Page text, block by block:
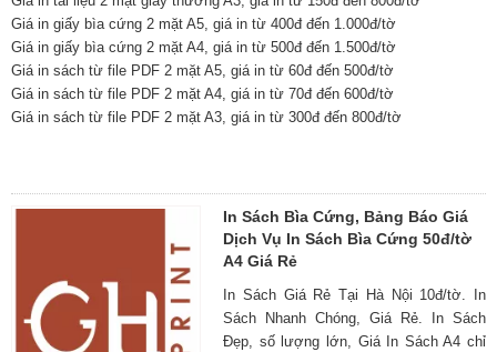
Giá in giấy bìa cứng 2 mặt A5, giá in từ 400đ đến 1.000đ/tờ
Giá in giấy bìa cứng 2 mặt A4, giá in từ 500đ đến 1.500đ/tờ
Giá in sách từ file PDF 2 mặt A5, giá in từ 60đ đến 500đ/tờ
Giá in sách từ file PDF 2 mặt A4, giá in từ 70đ đến 600đ/tờ
Giá in sách từ file PDF 2 mặt A3, giá in từ 300đ đến 800đ/tờ
In Sách Bìa Cứng, Bảng Báo Giá
Dịch Vụ In Sách Bìa Cứng 50đ/tờ
A4 Giá Rẻ
In Sách Giá Rẻ Tại Hà Nội 10đ/tờ. In
Sách Nhanh Chóng, Giá Rẻ. In Sách
Đẹp, số lượng lớn, Giá In Sách A4 chỉ